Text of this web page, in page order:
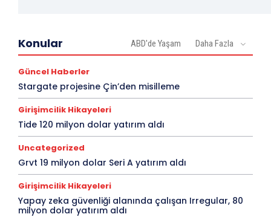
Konular ABD'de Yaşam Daha Fazla
Güncel Haberler
Stargate projesine Çin’den misilleme
Girişimcilik Hikayeleri
Tide 120 milyon dolar yatırım aldı
Uncategorized
Grvt 19 milyon dolar Seri A yatırım aldı
Girişimcilik Hikayeleri
Yapay zeka güvenliği alanında çalışan Irregular, 80
milyon dolar yatırım aldı